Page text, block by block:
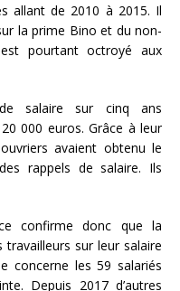
allant de 2010 à 2015. Il
la prime Bino et du non-
pourtant octroyé aux
salaire sur cinq ans
000 euros. Grâce à leur
avaient obtenu le
rappels de salaire. Ils
confirme donc que la
sur leur salaire
concerne les 59 salariés
Depuis 2017 d’autres